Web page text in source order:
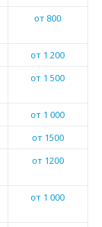
от 800
от 1 200
от 1 500
от 1 000
от 1500
от 1200
от 1 000